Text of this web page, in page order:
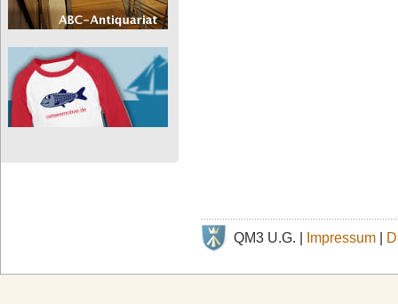
QM3 U.G. | Impressum